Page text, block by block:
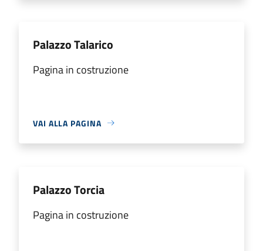
Palazzo Talarico
Pagina in costruzione
VAI ALLA PAGINA
Palazzo Torcia
Pagina in costruzione